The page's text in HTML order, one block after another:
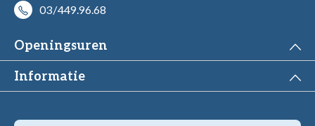
03/449.96.68
Openingsuren
Informatie